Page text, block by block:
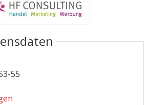
55